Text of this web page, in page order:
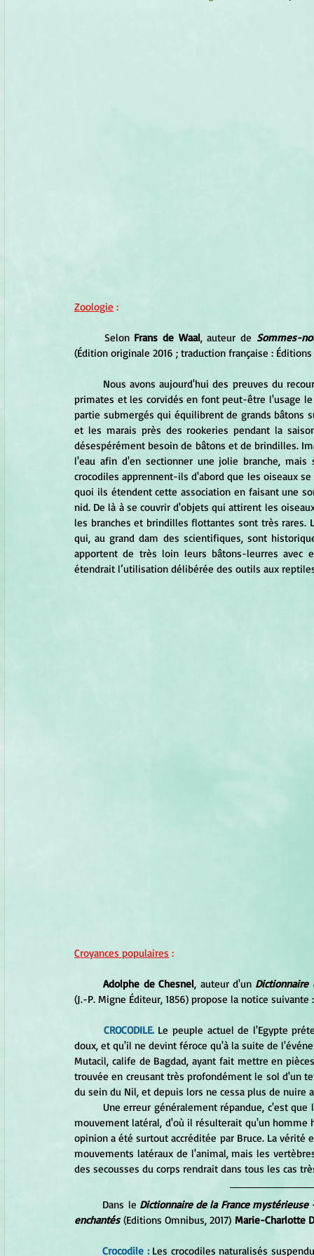
Zoologie :
	Selon
Frans de Waal, auteur de
(Édition originale 2016 ; traduction française :
primates et les corvidés en font peut-être l'usage
partie submergés qui équilibrent de grands bâtons
et les marais près des rookeries pendant la
désespérément besoin de bâtons et de brindilles.
l'eau afin d'en sectionner une jolie branche,
crocodiles apprennent-ils d'abord que les oiseaux
quoi ils étendent cette association en faisant une
nid. De là à se couvrir d'objets qui attirent les
les branches et brindilles flottantes sont très
qui, au grand dam des scientifiques, sont
apportent de très loin leurs bâtons-leurres avec
étendrait l’utilisation délibérée des outils aux
Croyances populaires :
Adolphe de Chesnel, auteur d'un
(J.-P. Migne Éditeur, 1856) propose la notice suivante :
CROCODILE. Le peuple actuel de l'Egypte
doux, et qu'il ne devint féroce qu'à la suite de
Mutacil, calife de Bagdad, ayant fait mettre en
trouvée en creusant très profondément le sol d'un
du sein du Nil, et depuis lors ne cessa plus de nuire
mouvement latéral, d'où il résulterait qu'un homme
opinion a été surtout accréditée par Bruce. La
mouvements latéraux de l'animal, mais les
des secousses du corps rendrait dans tous les cas
Dans le Dictionnaire de la France
enchantés (Editions Omnibus, 2017) Marie-Charlotte
Crocodile : Les crocodiles naturalisés